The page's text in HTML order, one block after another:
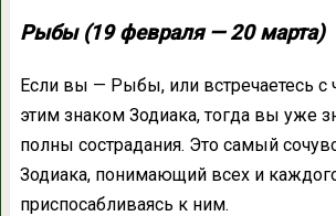
Рыбы (19 февраля — 20 марта)
Если вы — Рыбы, или встречаетесь с
этим знаком Зодиака, тогда вы уже
полны сострадания. Это самый
Зодиака, понимающий всех и
приспосабливаясь к ним.